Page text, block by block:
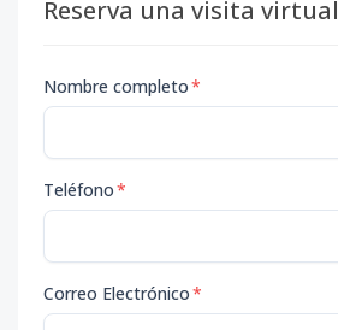
Reserva una visita virtual
Nombre completo*
Teléfono*
Correo Electrónico*